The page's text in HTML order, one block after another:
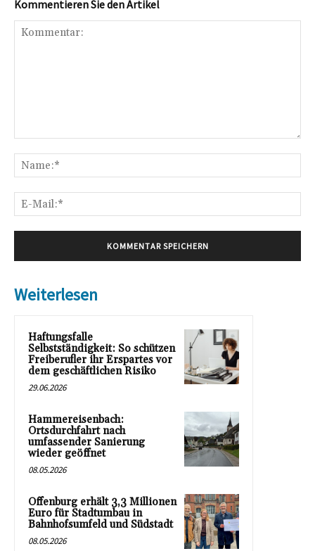
Kommentieren Sie den Artikel
Weiterlesen
Haftungsfalle
Selbstständigkeit: So schützen
Freiberufler ihr Erspartes vor
dem geschäftlichen Risiko
29.06.2026
Hammereisenbach:
Ortsdurchfahrt nach
umfassender Sanierung
wieder geöffnet
08.05.2026
Offenburg erhält 3,3 Millionen
Euro für Stadtumbau in
Bahnhofsumfeld und Südstadt
08.05.2026